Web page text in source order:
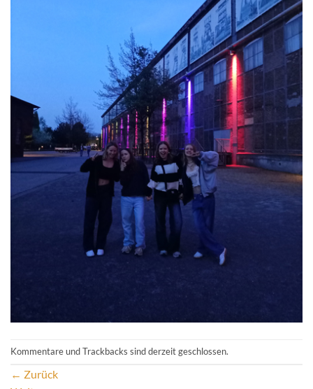
Kommentare und Trackbacks sind derzeit geschlossen.
← Zurück